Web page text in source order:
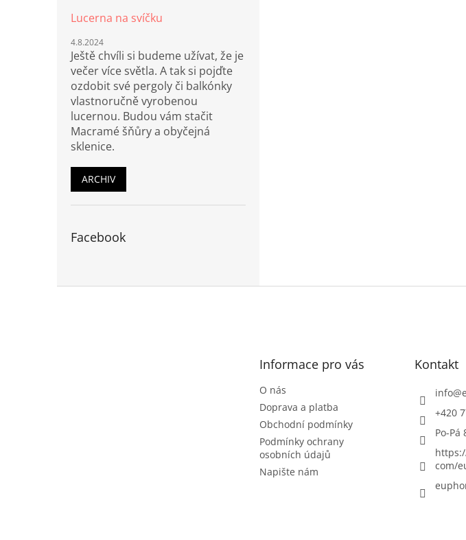
Lucerna na svíčku
4.8.2024
Ještě chvíli si budeme užívat, že je
večer více světla. A tak si pojďte
ozdobit své pergoly či balkónky
vlastnoručně vyrobenou
lucernou. Budou vám stačit
Macramé šňůry a obyčejná
sklenice.
ARCHIV
Facebook
Informace pro vás
O nás
Doprava a platba
Obchodní podmínky
Podmínky ochrany
osobních údajů
Napište nám
Kontakt
info@
+420
Po-Pá
com/